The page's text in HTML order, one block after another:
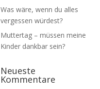
Was wäre, wenn du alles
vergessen würdest?
Muttertag – müssen meine
Kinder dankbar sein?
Neueste
Kommentare